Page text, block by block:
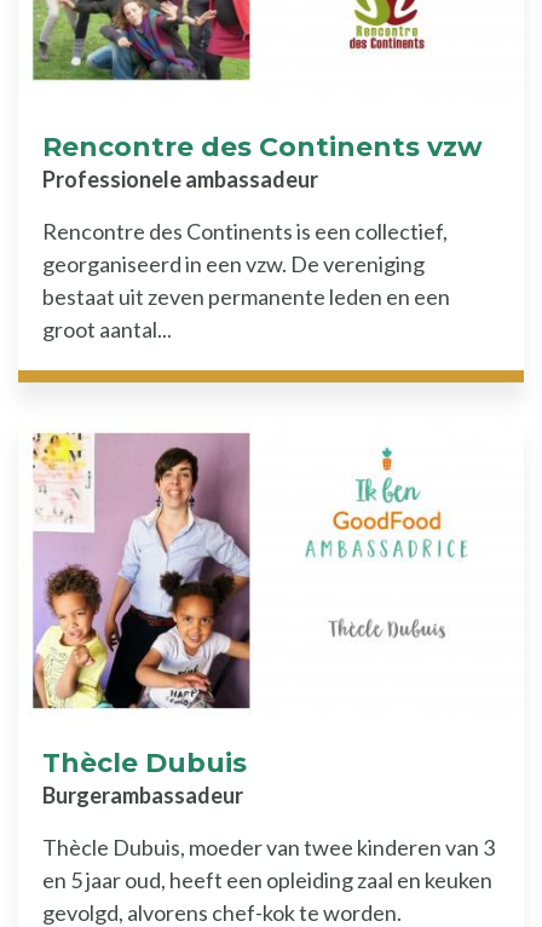
Rencontre des Continents vzw
Professionele ambassadeur
Rencontre des Continents is een collectief,
georganiseerd in een vzw. De vereniging
bestaat uit zeven permanente leden en een
groot aantal...
Thècle Dubuis
Burgerambassadeur
Thècle Dubuis, moeder van twee kinderen van 3
en 5 jaar oud, heeft een opleiding zaal en keuken
gevolgd, alvorens chef-kok te worden.